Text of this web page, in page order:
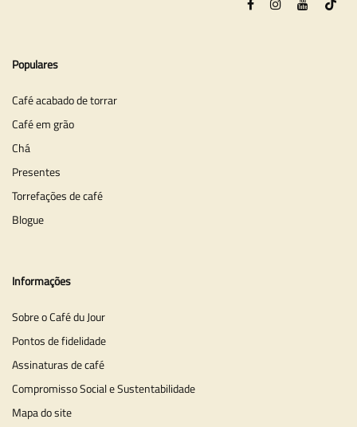
Populares
Café acabado de torrar
Café em grão
Chá
Presentes
Torrefações de café
Blogue
Informações
Sobre o Café du Jour
Pontos de fidelidade
Assinaturas de café
Compromisso Social e Sustentabilidade
Mapa do site